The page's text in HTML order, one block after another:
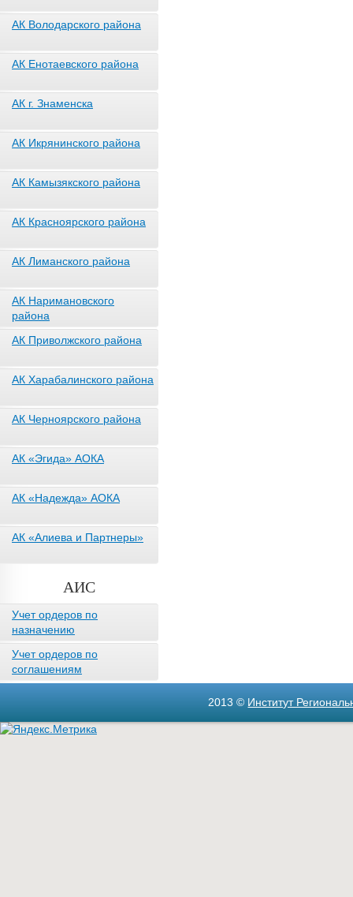
АК Володарского района
АК Енотаевского района
АК г. Знаменска
АК Икрянинского района
АК Камызякского района
АК Красноярского района
АК Лиманского района
АК Наримановского
района
АК Приволжского района
АК Харабалинского района
АК Черноярского района
АК «Эгида» АОКА
АК «Надежда» АОКА
АК «Алиева и Партнеры»
АИС
Учет ордеров по
назначению
Учет ордеров по
соглашениям
2013 © Институт